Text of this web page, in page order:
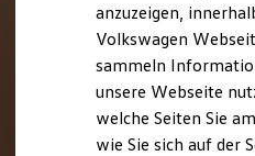
anzuzeigen,
Volkswagen
sammeln
unsere Webseite
welche Seiten Sie
wie Sie sich auf der